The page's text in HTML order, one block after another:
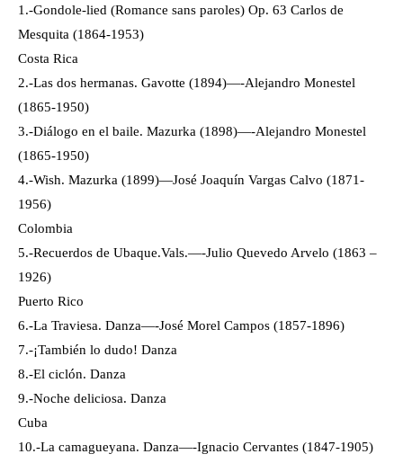
1.-Gondole-lied (Romance sans paroles) Op. 63 Carlos de
Mesquita (1864-1953)
Costa Rica
2.-Las dos hermanas. Gavotte (1894)—-Alejandro Monestel
(1865-1950)
3.-Diálogo en el baile. Mazurka (1898)—-Alejandro Monestel
(1865-1950)
4.-Wish. Mazurka (1899)—José Joaquín Vargas Calvo (1871-
1956)
Colombia
5.-Recuerdos de Ubaque.Vals.—-Julio Quevedo Arvelo (1863 –
1926)
Puerto Rico
6.-La Traviesa. Danza—-José Morel Campos (1857-1896)
7.-¡También lo dudo! Danza
8.-El ciclón. Danza
9.-Noche deliciosa. Danza
Cuba
10.-La camagueyana. Danza—-Ignacio Cervantes (1847-1905)